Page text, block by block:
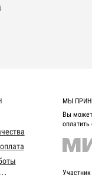
МЫ
Вы